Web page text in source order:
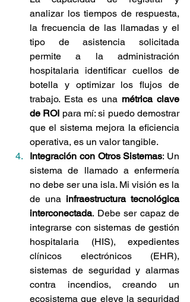
analizar los tiempos de respuesta,
la frecuencia de las llamadas y el
tipo de asistencia solicitada
permite a la administración
hospitalaria identificar cuellos de
botella y optimizar los flujos de
trabajo. Esta es una métrica clave
de ROI para mí: si puedo demostrar
que el sistema mejora la eficiencia
operativa, es un valor tangible.
Integración con Otros Sistemas: Un
sistema de llamado a enfermería
no debe ser una isla. Mi visión es la
de una infraestructura tecnológica
interconectada. Debe ser capaz de
integrarse con sistemas de gestión
hospitalaria (HIS), expedientes
clínicos electrónicos (EHR),
sistemas de seguridad y alarmas
contra incendios, creando un
ecosistema que eleve la seguridad